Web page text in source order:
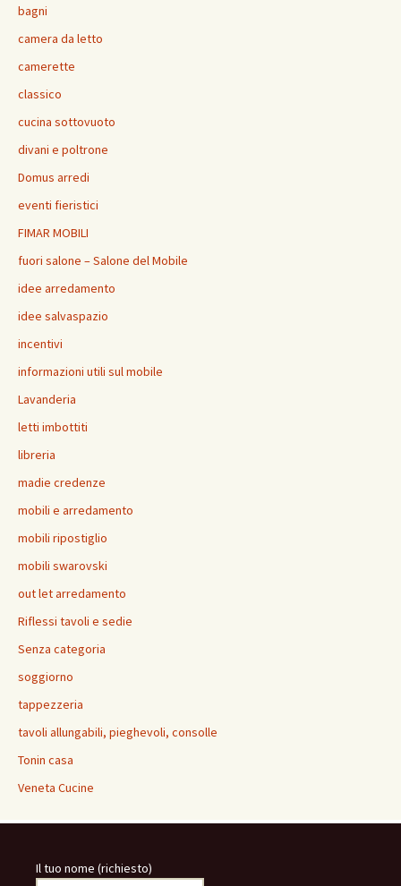
bagni
camera da letto
camerette
classico
cucina sottovuoto
divani e poltrone
Domus arredi
eventi fieristici
FIMAR MOBILI
fuori salone – Salone del Mobile
idee arredamento
idee salvaspazio
incentivi
informazioni utili sul mobile
Lavanderia
letti imbottiti
libreria
madie credenze
mobili e arredamento
mobili ripostiglio
mobili swarovski
out let arredamento
Riflessi tavoli e sedie
Senza categoria
soggiorno
tappezzeria
tavoli allungabili, pieghevoli, consolle
Tonin casa
Veneta Cucine
Il tuo nome (richiesto)